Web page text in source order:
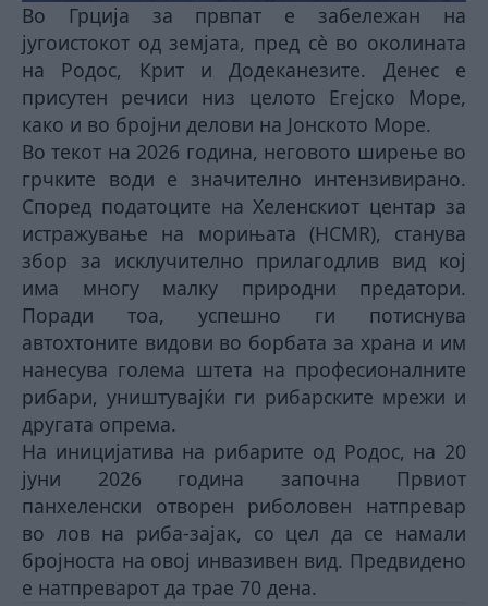
Во Грција за првпат е забележан на
југоистокот од земјата, пред сè во околината
на Родос, Крит и Додеканезите. Денес е
присутен речиси низ целото Егејско Море,
како и во бројни делови на Јонското Море.
Во текот на 2026 година, неговото ширење во
грчките води е значително интензивирано.
Според податоците на Хеленскиот центар за
истражување на морињата (HCMR), станува
збор за исклучително прилагодлив вид кој
има многу малку природни предатори.
Поради тоа, успешно ги потиснува
автохтоните видови во борбата за храна и им
нанесува голема штета на професионалните
рибари, уништувајќи ги рибарските мрежи и
другата опрема.
На иницијатива на рибарите од Родос, на 20
јуни 2026 година започна Првиот
панхеленски отворен риболовен натпревар
во лов на риба-зајак, со цел да се намали
бројноста на овој инвазивен вид. Предвидено
е натпреварот да трае 70 дена.